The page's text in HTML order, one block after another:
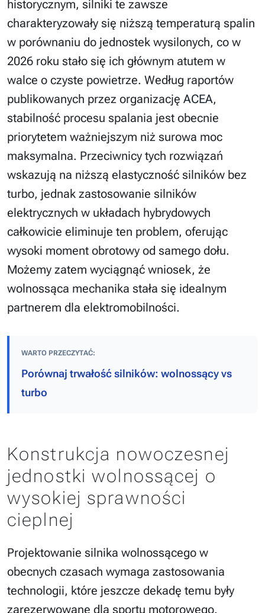
historycznym, silniki te zawsze
charakteryzowały się niższą temperaturą spalin
w porównaniu do jednostek wysilonych, co w
2026 roku stało się ich głównym atutem w
walce o czyste powietrze. Według raportów
publikowanych przez organizację ACEA,
stabilność procesu spalania jest obecnie
priorytetem ważniejszym niż surowa moc
maksymalna. Przeciwnicy tych rozwiązań
wskazują na niższą elastyczność silników bez
turbo, jednak zastosowanie silników
elektrycznych w układach hybrydowych
całkowicie eliminuje ten problem, oferując
wysoki moment obrotowy od samego dołu.
Możemy zatem wyciągnąć wniosek, że
wolnossąca mechanika stała się idealnym
partnerem dla elektromobilności.
WARTO PRZECZYTAĆ:
Porównaj trwałość silników: wolnossący vs
turbo
Konstrukcja nowoczesnej
jednostki wolnossącej o
wysokiej sprawności
cieplnej
Projektowanie silnika wolnossącego w
obecnych czasach wymaga zastosowania
technologii, które jeszcze dekadę temu były
zarezerwowane dla sportu motorowego.